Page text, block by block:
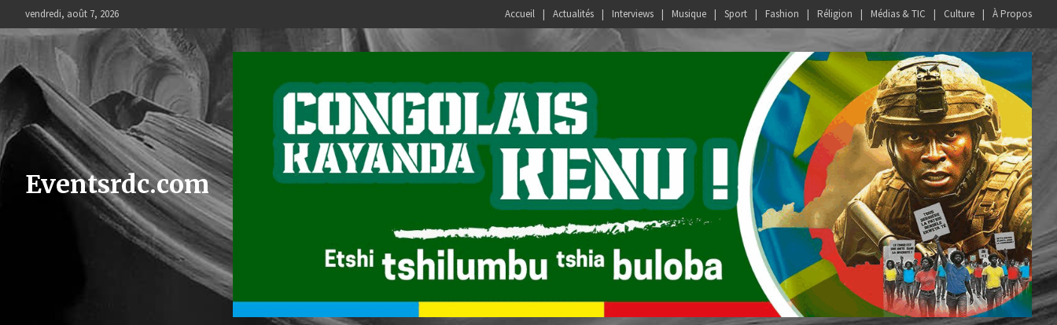
to
content
vendredi, août 7, 2026 Accueil Actualités Interviews Musique Sport Fashion Réligion Médias & TIC Culture À Propos
Eventsrdc.com